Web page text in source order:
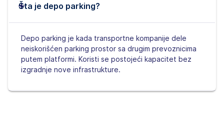
Šta je depo parking?
Depo parking je kada transportne kompanije dele
neiskorišćen parking prostor sa drugim prevoznicima
putem platformi. Koristi se postojeći kapacitet bez
izgradnje nove infrastrukture.